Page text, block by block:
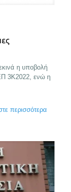
η υποβολή
3Κ2022, ενώ η
περισσότερα